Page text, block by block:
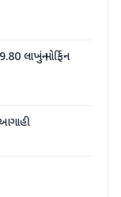
લાખનું મોર્ફિન